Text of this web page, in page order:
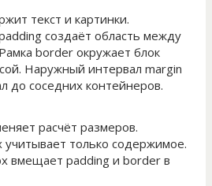
текст и картинки.
создаёт область между
border окружает блок
Наружный интервал margin
до соседних контейнеров.
расчёт размеров.
только содержимое.
вмещает padding и border в